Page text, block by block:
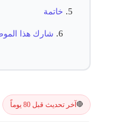
خاتمة
شارك هذا
🔴آخر تحديث قبل 80 يوماً